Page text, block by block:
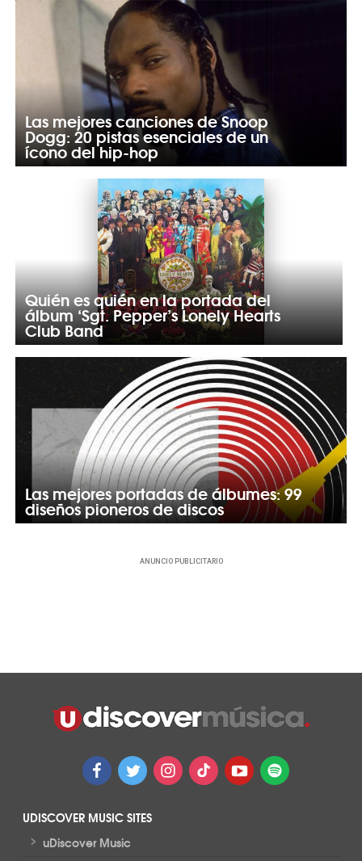
Las mejores canciones de Snoop
Dogg: 20 pistas esenciales de un
ícono del hip-hop
Quién es quién en la portada del
álbum ‘Sgt. Pepper’s Lonely Hearts
Club Band
Las mejores portadas de álbumes: 99
diseños pioneros de discos
ANUNCIO PUBLICITARIO
UDISCOVER MUSIC SITES
> uDiscover Music